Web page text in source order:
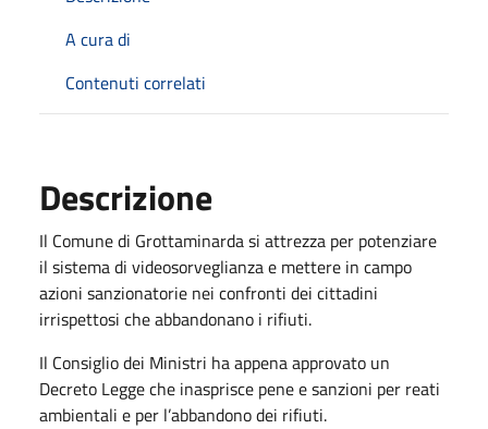
A cura di
Contenuti correlati
Descrizione
Il Comune di Grottaminarda si attrezza per potenziare
il sistema di videosorveglianza e mettere in campo
azioni sanzionatorie nei confronti dei cittadini
irrispettosi che abbandonano i rifiuti.
Il Consiglio dei Ministri ha appena approvato un
Decreto Legge che inasprisce pene e sanzioni per reati
ambientali e per l’abbandono dei rifiuti.